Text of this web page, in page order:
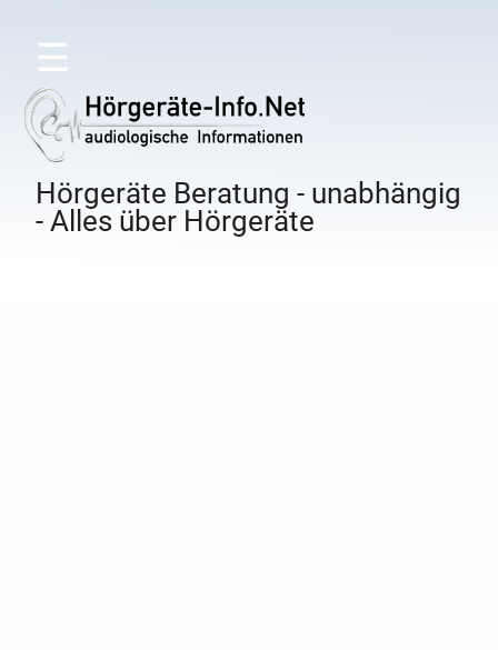
☰
Hörgeräte Beratung - unabhängig
- Alles über Hörgeräte